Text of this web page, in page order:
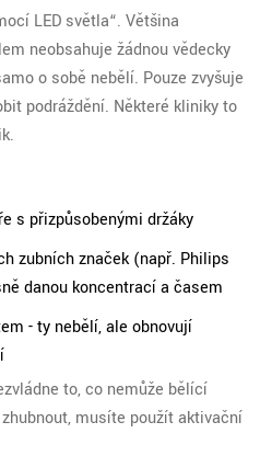
LED světla“. Většina
neobsahuje žádnou vědecky
o sobě nebělí. Pouze zvyšuje
podráždění. Některé kliniky to
s přizpůsobenými držáky
zubních značek (např. Philips
danou koncentrací a časem
- ty nebělí, ale obnovují
to, co nemůže bělící
musíte použít aktivační